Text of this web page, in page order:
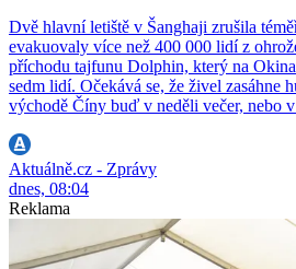
Dvě hlavní letiště v Šanghaji zrušila
evakuovaly více než 400 000 lidí z
příchodu tajfunu Dolphin, který na
sedm lidí. Očekává se, že živel zasáhne
východě Číny buď v neděli večer, nebo
Aktuálně.cz - Zprávy
dnes, 08:04
Reklama